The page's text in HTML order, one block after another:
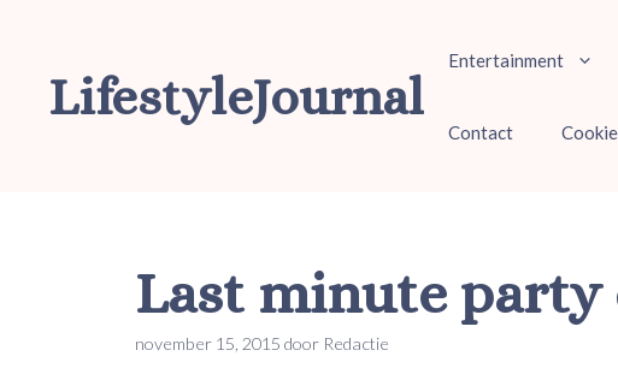
inhoudLifestyleJournal
Entertainment
Contact
Last minute party
november 15, 2015 door Redactie